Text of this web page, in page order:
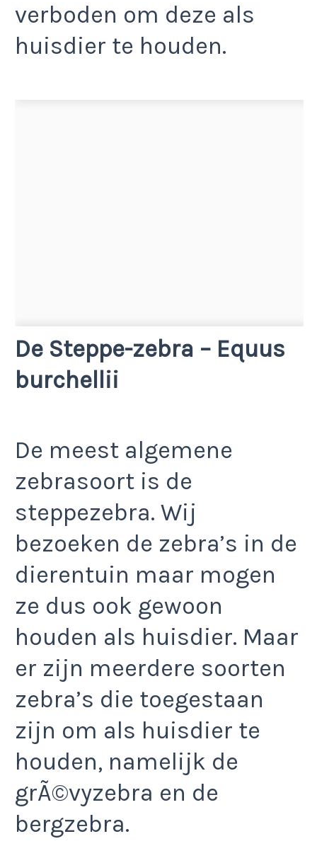
verboden om deze als
huisdier te houden.
De Steppe-zebra – Equus
burchellii
De meest algemene
zebrasoort is de
steppezebra. Wij
bezoeken de zebra’s in de
dierentuin maar mogen
ze dus ook gewoon
houden als huisdier. Maar
er zijn meerdere soorten
zebra’s die toegestaan
zijn om als huisdier te
houden, namelijk de
grÃ©vyzebra en de
bergzebra.